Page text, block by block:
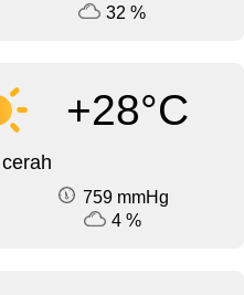
32 %
+28°C
759 mmHg
4 %